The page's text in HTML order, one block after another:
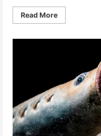
Read MoreRead
more